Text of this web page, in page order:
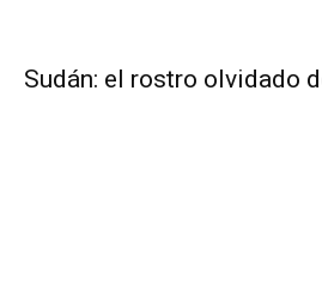
Sudán: el rostro olvidado